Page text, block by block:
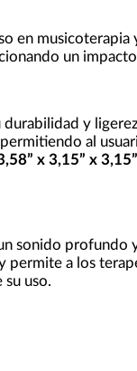
en
un
y
al
x 3,15” x 3,15”
sonido profundo
permite a los
uso.